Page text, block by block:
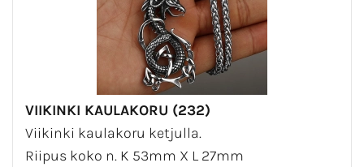
VIIKINKI KAULAKORU (232)
Viikinki kaulakoru ketjulla.
Riipus koko n. K 53mm X L 27mm